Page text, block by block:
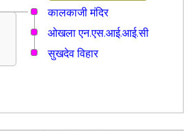
कालकाजी मंदिर
ओखला एन.एस.आई.आई.सी
सुखदेव विहार